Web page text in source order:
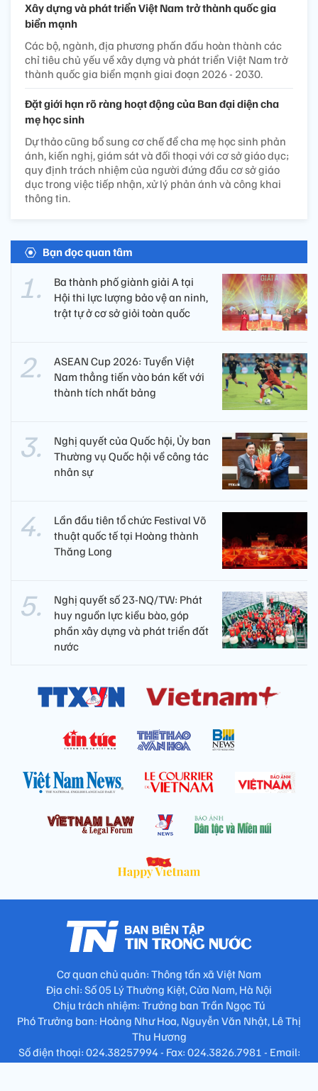
Xây dựng và phát triển Việt Nam trở thành quốc gia
biển mạnh
Các bộ, ngành, địa phương phấn đấu hoàn thành các
chỉ tiêu chủ yếu về xây dựng và phát triển Việt Nam trở
thành quốc gia biển mạnh giai đoạn 2026 - 2030.
Đặt giới hạn rõ ràng hoạt động của Ban đại diện cha
mẹ học sinh
Dự thảo cũng bổ sung cơ chế để cha mẹ học sinh phản
ánh, kiến nghị, giám sát và đối thoại với cơ sở giáo dục;
quy định trách nhiệm của người đứng đầu cơ sở giáo
dục trong việc tiếp nhận, xử lý phản ánh và công khai
thông tin.
Bạn đọc quan tâm
Ba thành phố giành giải A tại
Hội thi lực lượng bảo vệ an ninh,
trật tự ở cơ sở giỏi toàn quốc
ASEAN Cup 2026: Tuyển Việt
Nam thẳng tiến vào bán kết với
thành tích nhất bảng
Nghị quyết của Quốc hội, Ủy ban
Thường vụ Quốc hội về công tác
nhân sự
Lần đầu tiên tổ chức Festival Võ
thuật quốc tế tại Hoàng thành
Thăng Long
Nghị quyết số 23-NQ/TW: Phát
huy nguồn lực kiều bào, góp
phần xây dựng và phát triển đất
nước
Cơ quan chủ quản: Thông tấn xã Việt Nam
Địa chỉ: Số 05 Lý Thường Kiệt, Cửa Nam, Hà Nội
Chịu trách nhiệm: Trưởng ban Trần Ngọc Tú
Phó Trưởng ban: Hoàng Như Hoa, Nguyễn Văn Nhật, Lê Thị
Thu Hương
Số điện thoại: 024.38257994 - Fax: 024.3826.7981 - Email: